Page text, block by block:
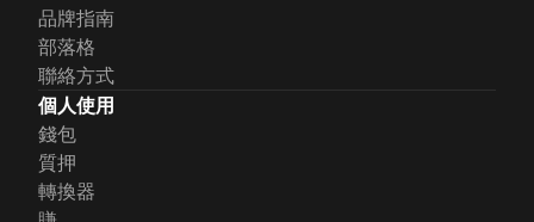
品牌指南
部落格
聯絡方式
個人使用
錢包
質押
轉換器